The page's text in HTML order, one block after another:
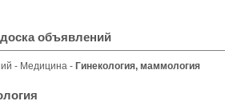
объявлений
- Медицина - Гинекология, маммология